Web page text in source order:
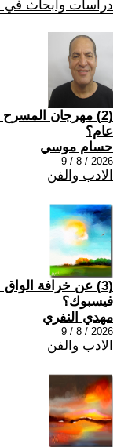
دراسات وابحاث في
(2) مهرجان المسرح
عام؟
حسام موسي
2026 / 8 / 9
الادب والفن
(3) عن خرافة
فيسبوك؟
مهدي النفري
2026 / 8 / 9
الادب والفن